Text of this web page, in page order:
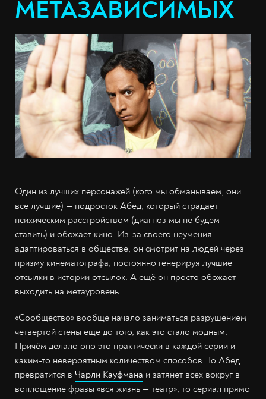
МЕТАЗАВИСИМЫХ
Один из лучших персонажей (кого мы обманываем, они
все лучшие) — подросток Абед, который страдает
психическим расстройством (диагноз мы не будем
ставить) и обожает кино. Из-за своего неумения
адаптироваться в обществе, он смотрит на людей через
призму кинематографа, постоянно генерируя лучшие
отсылки в истории отсылок. А ещё он просто обожает
выходить на метауровень.
«Сообщество» вообще начало заниматься разрушением
четвёртой стены ещё до того, как это стало модным.
Причём делало оно это практически в каждой серии и
каким-то невероятным количеством способов. То Абед
превратится в Чарли Кауфмана и затянет всех вокруг в
воплощение фразы «вся жизнь — театр», то сериал прямо